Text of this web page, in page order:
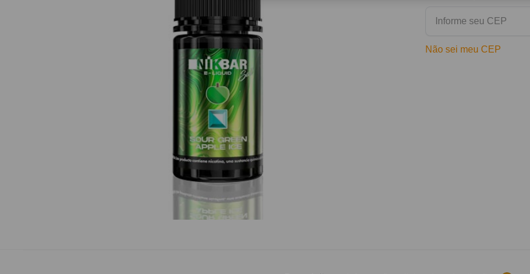
Não sei meu CEP